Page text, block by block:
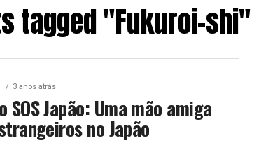
tagged "Fukuroi-shi"
3 anos atrás
SOS Japão: Uma mão amiga
no Japão